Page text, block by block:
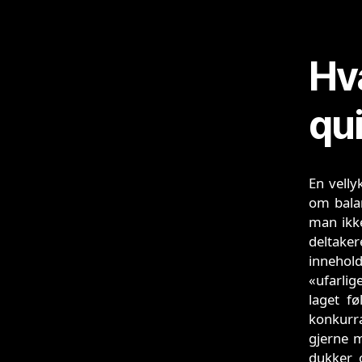
En
om
man
laget
gjerne
dukker